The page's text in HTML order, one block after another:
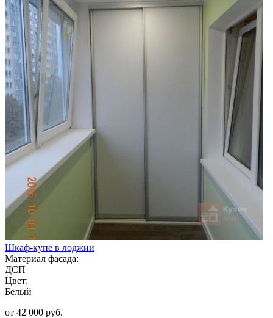
Шкаф-купе в лоджии
Материал фасада:
ДСП
Цвет:
Белый
от 42 000 руб.